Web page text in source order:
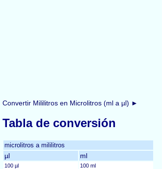
Convertir Mililitros en Microlitros (ml a µl) ►
Tabla de conversión
microlitros a mililitros
µl ml
100 µl
100 ml